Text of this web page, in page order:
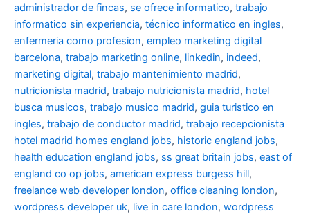
administrador de fincas, se ofrece informatico, trabajo
informatico sin experiencia, técnico informatico en ingles,
enfermeria como profesion, empleo marketing digital
barcelona, trabajo marketing online, linkedin, indeed,
marketing digital, trabajo mantenimiento madrid,
nutricionista madrid, trabajo nutricionista madrid, hotel
busca musicos, trabajo musico madrid, guia turistico en
ingles, trabajo de conductor madrid, trabajo recepcionista
hotel madrid homes england jobs, historic england jobs,
health education england jobs, ss great britain jobs, east of
england co op jobs, american express burgess hill,
freelance web developer london, office cleaning london,
wordpress developer uk, live in care london, wordpress